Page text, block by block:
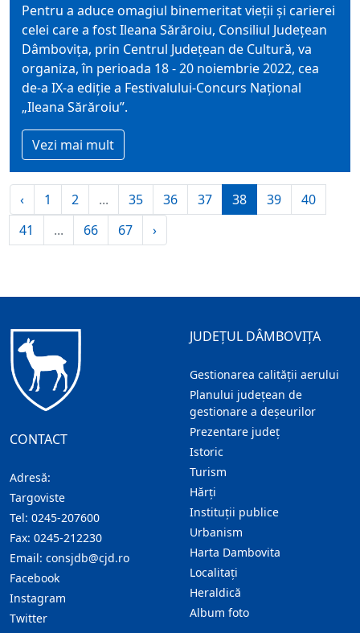
Pentru a aduce omagiul binemeritat vieţii şi carierei
celei care a fost Ileana Sărăroiu, Consiliul Județean
Dâmbovița, prin Centrul Judeţean de Cultură, va
organiza, în perioada 18 - 20 noiembrie 2022, cea
de-a IX-a ediţie a Festivalului-Concurs Național
„Ileana Sărăroiu”.
Vezi mai mult
‹ 1 2 ... 35 36 37 38 39
40
41
... 66 67 ›
CONTACT
Adresă:
Targoviste
Tel: 0245-207600
Fax: 0245-212230
Email: consjdb@cjd.ro
Facebook
Instagram
Twitter
JUDEȚUL DÂMBOVIȚA
Gestionarea calității aerului
Planului județean de
gestionare a deșeurilor
Prezentare judeţ
Istoric
Turism
Hărţi
Instituţii publice
Urbanism
Harta Dambovita
Localitaţi
Heraldică
Album foto